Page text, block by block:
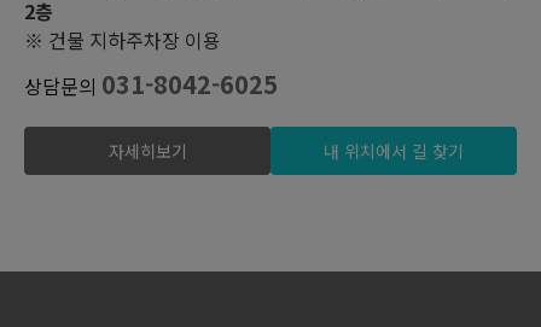
2층
※ 건물 지하주차장 이용
상담문의 031-8042-6025
자세히보기 내 위치에서 길 찾기